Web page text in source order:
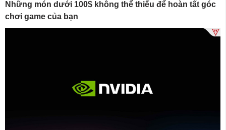
Những món dưới 100$ không thể thiếu để hoàn tất góc
chơi game của bạn